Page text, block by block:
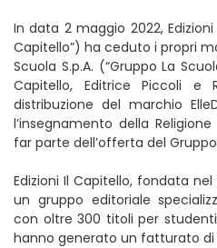
In data 2 maggio 2022, Edizioni
Capitello”) ha ceduto i propri
Scuola S.p.A. (“Gruppo La
Capitello, Editrice Piccoli
distribuzione del marchio
l’insegnamento della
far parte dell’offerta del Gruppo
Edizioni Il Capitello, fondata
un gruppo editoriale
con oltre 300 titoli per
hanno generato un fatturato di